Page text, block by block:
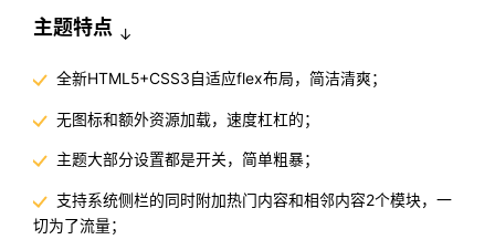
主题特点 ↓
全新HTML5+CSS3自适应flex布局，简洁清爽；
无图标和额外资源加载，速度杠杠的；
主题大部分设置都是开关，简单粗暴；
支持系统侧栏的同时附加热门内容和相邻内容2个模块，一
切为了流量；